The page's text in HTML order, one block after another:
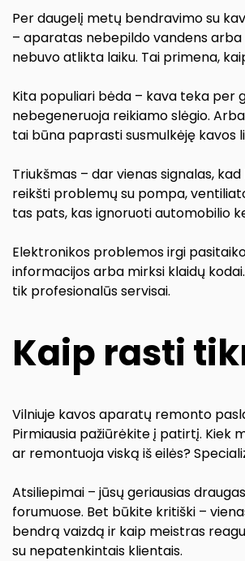
Per daugelį metų bendravimo su
– aparatas nebepildo vandens arba
nebuvo atlikta laiku. Tai primena,
Kita populiari bėda – kava teka per
nebegeneruoja reikiamo slėgio.
tai būna paprasti susmulkėję kavos
Triukšmas – dar vienas signalas,
reikšti problemų su pompa,
tas pats, kas ignoruoti automobilio
Elektronikos problemos irgi
informacijos arba mirksi klaidų
tik profesionalūs servisai.
Kaip rasti
Vilniuje kavos aparatų remonto
Pirmiausia pažiūrėkite į patirtį. Kiek
ar remontuoja viską iš eilės?
Atsiliepimai – jūsų geriausias
forumuose. Bet būkite kritiški –
bendrą vaizdą ir kaip meistras
su nepatenkintais klientais.